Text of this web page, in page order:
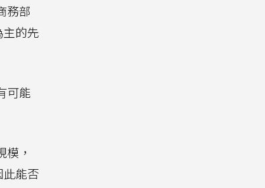
務部
的先
可能
，
能否